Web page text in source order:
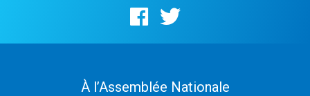
À l’Assemblée Nationale